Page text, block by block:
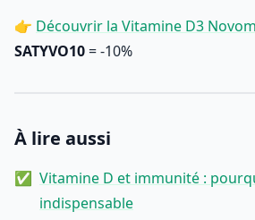
👉 Découvrir la Vitamine D3
SATYVO10= -10%
À lire aussi
Vitamine D et immunité :
indispensable